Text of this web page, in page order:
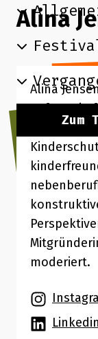
Zum
Alina
Alina
Referentin
moderiert.
Linkedin